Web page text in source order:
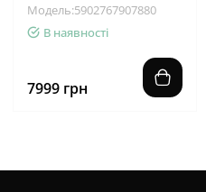
Модель:5902767907880
В наявності
7999 грн